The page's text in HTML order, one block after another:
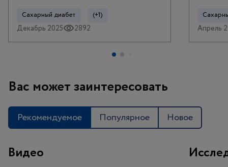
Сахарный диабет (+1)
Декабрь 2025 2892 Апрель
Вас может заинтересовать
Рекомендуемое Популярное Новое
Видео